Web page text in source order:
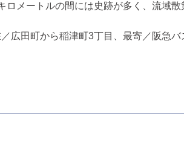
ロメートルの間には史跡が多く、流域
／広田町から稲津町3丁目、最寄／阪急